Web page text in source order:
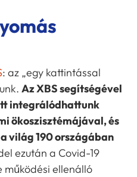
: az „egy kattintással
Az XBS segítségével
integrálódhattunk
ökoszisztémájával, és
világ 190 országában
ezután a Covid-19
ellenálló